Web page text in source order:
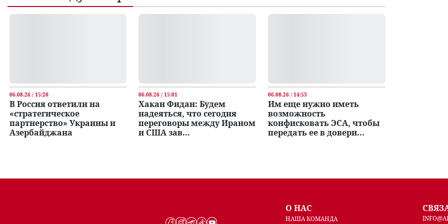
06.08.26 / 15:20
В Россия ответили на
«стратегическое
партнерство» Украины и
Азербайджана
06.08.26 / 15:01
Хакан Фидан: Будем
надеяться, что сегодня
переговоры между Ираном
и США зав...
06.08.26 / 14:53
Им еще нужно иметь
возможность
конфисковать ЭСА, чтобы
передать ее в довери...
О НАС
НАША КОМАНДА